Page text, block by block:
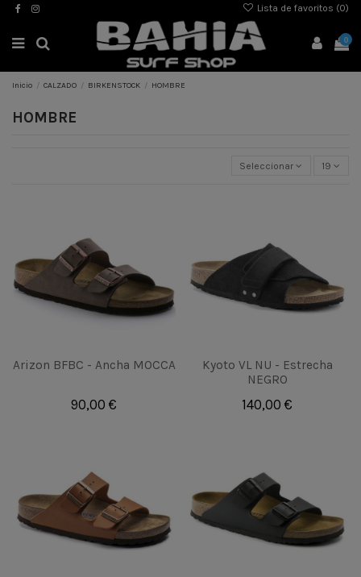
Lista de favoritos (0)
0
Inicio CALZADO BIRKENSTOCK HOMBRE
HOMBRE
Seleccionar 19
Arizon BFBC - Ancha MOCCA
90,00 €
Kyoto VL NU - Estrecha
NEGRO
140,00 €